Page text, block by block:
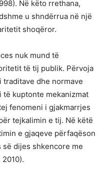
Në këto rrethana,
u shndërrua në një
shoqëror.
nuk mund të
të tij publik. Përvoja
dhe normave
të kuptonte mekanizmat
fenomeni i gjakmarrjes
tejkalimin e tij. Në këtë
e gjaqeve përfaqëson
dijes shkencore me